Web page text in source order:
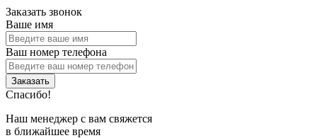
Заказать звонок
Ваше имя
Ваш номер телефона
Заказать
Спасибо!
Наш менеджер с вам свяжется
в ближайшее время